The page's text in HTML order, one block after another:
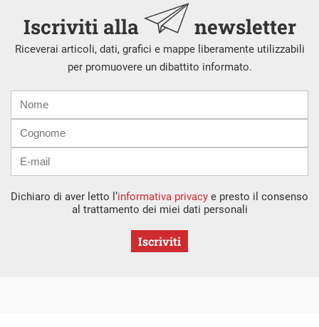
Iscriviti alla newsletter
Riceverai articoli, dati, grafici e mappe liberamente utilizzabili
per promuovere un dibattito informato.
mail
Dichiaro di aver letto l’informativa privacy e presto il consenso
al trattamento dei miei dati personali
Iscriviti